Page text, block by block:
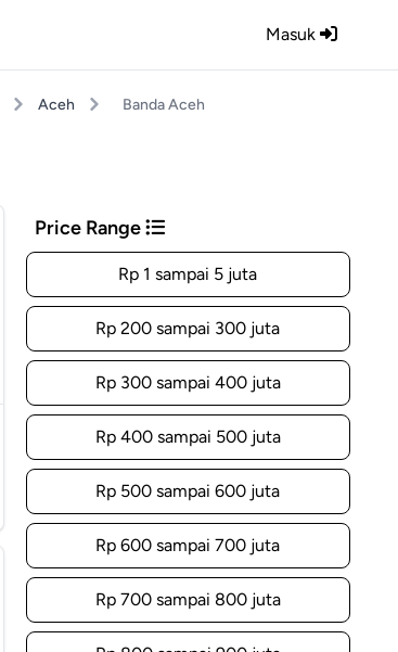
Masuk
Aceh Banda Aceh
Price Range
Rp 1 sampai 5 juta
Rp 200 sampai 300 juta
Rp 300 sampai 400 juta
Rp 400 sampai 500 juta
Rp 500 sampai 600 juta
Rp 600 sampai 700 juta
Rp 700 sampai 800 juta